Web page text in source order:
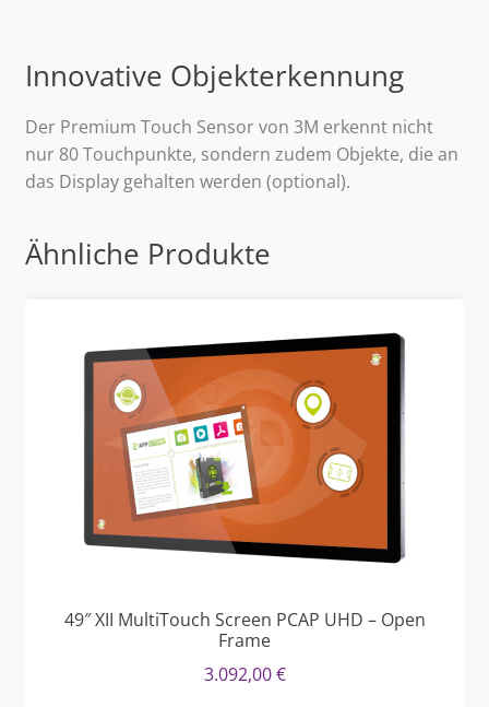
Innovative Objekterkennung
Der Premium Touch Sensor von 3M erkennt nicht
nur 80 Touchpunkte, sondern zudem Objekte, die an
das Display gehalten werden (optional).
Ähnliche Produkte
49″ XII MultiTouch Screen PCAP UHD – Open
Frame
3.092,00€